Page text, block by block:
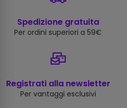
Spedizione gratuita
Per ordini superiori a 59€
Registrati alla newsletter
Per vantaggi esclusivi